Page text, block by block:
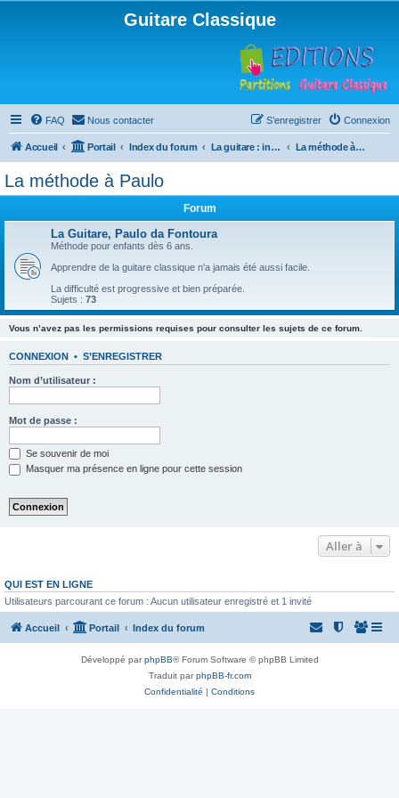
Guitare Classique
FAQ Nous contacter Connexion
S’enregistrer
Accueil Portail Index du forum La guitare : instrument, cours et théorie La méthode à Paulo
La méthode à Paulo
Forum
La Guitare, Paulo da Fontoura
Méthode pour enfants dès 6 ans.
Apprendre de la guitare classique n'a jamais été aussi facile.
La difficulté est progressive et bien préparée.
Sujets : 73
Vous n’avez pas les permissions requises pour consulter les sujets de ce forum.
CONNEXION • S’ENREGISTRER
Nom d’utilisateur :
Mot de passe :
Se souvenir de moi
Masquer ma présence en ligne pour cette session
Aller à
QUI EST EN LIGNE
Utilisateurs parcourant ce forum : Aucun utilisateur enregistré et 1 invité
Accueil Portail Index du forum
Développé parphpBB® Forum Software © phpBB Limited
Traduit parphpBB-fr.com
Confidentialité | Conditions